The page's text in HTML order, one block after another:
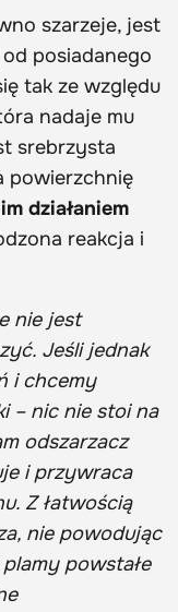
szarzeje, jest
posiadanego
tak ze względu
nadaje mu
srebrzysta
powierzchnię
działaniem
reakcja i
nie jest
Jeśli jednak
i chcemy
– nic nie stoi na
odszarzacz
i przywraca
Z łatwością
nie powodując
powstałe